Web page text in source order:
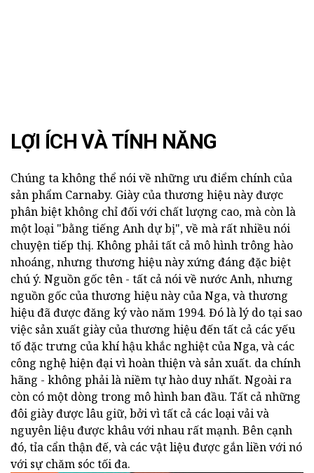
LỢI ÍCH VÀ TÍNH NĂNG
Chúng ta không thể nói về những ưu điểm chính của
sản phẩm Carnaby. Giày của thương hiệu này được
phân biệt không chỉ đối với chất lượng cao, mà còn là
một loại "bằng tiếng Anh dự bị", về mà rất nhiều nói
chuyện tiếp thị. Không phải tất cả mô hình trông hào
nhoáng, nhưng thương hiệu này xứng đáng đặc biệt
chú ý. Nguồn gốc tên - tất cả nói về nước Anh, nhưng
nguồn gốc của thương hiệu này của Nga, và thương
hiệu đã được đăng ký vào năm 1994. Đó là lý do tại sao
việc sản xuất giày của thương hiệu đến tất cả các yếu
tố đặc trưng của khí hậu khắc nghiệt của Nga, và các
công nghệ hiện đại vì hoàn thiện và sản xuất. da chính
hãng - không phải là niềm tự hào duy nhất. Ngoài ra
còn có một dòng trong mô hình ban đầu. Tất cả những
đôi giày được lâu giữ, bởi vì tất cả các loại vải và
nguyên liệu được khâu với nhau rất mạnh. Bên cạnh
đó, tỉa cẩn thận đế, và các vật liệu được gắn liền với nó
với sự chăm sóc tối đa.